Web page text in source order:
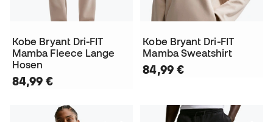
Kobe Bryant Dri-FIT
Mamba Fleece Lange
Hosen
84,99 €
Kobe Bryant Dri-FIT
Mamba Sweatshirt
84,99 €